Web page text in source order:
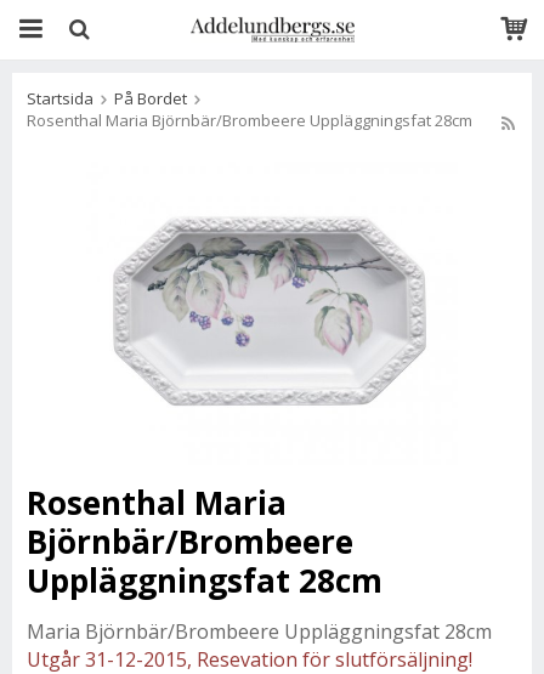
Startsida
På Bordet
Rosenthal Maria Björnbär/Brombeere Uppläggningsfat 28cm
Rosenthal Maria
Björnbär/Brombeere
Uppläggningsfat 28cm
Maria Björnbär/Brombeere Uppläggningsfat 28cm
Utgår 31-12-2015, Resevation för slutförsäljning!